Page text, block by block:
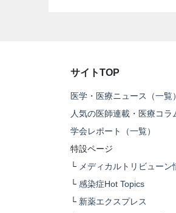
サイトTOP
医学・医療ニュース（一覧）
人気の医師連載・医療コラ
学会レポート（一覧）
特設ページ
└ メディカルトリビューン
└ 感染症Hot Topics
└ 新薬エクスプレス